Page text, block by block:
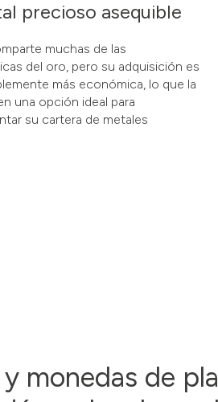
precioso asequible
muchas de las
del oro, pero su adquisición es
más económica, lo que la
una opción ideal para
su cartera de metales
monedas de